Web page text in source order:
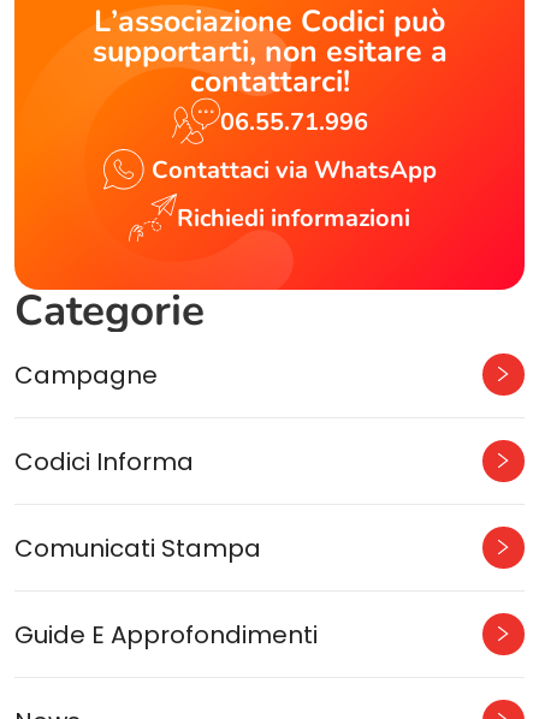
L’associazione Codici può
supportarti, non esitare a
contattarci!
06.55.71.996
Contattaci via WhatsApp
Richiedi informazioni
Categorie
Campagne
Codici Informa
Comunicati Stampa
Guide E Approfondimenti